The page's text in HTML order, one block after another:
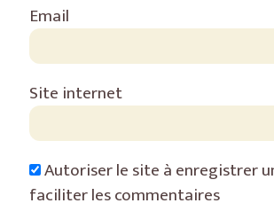
Email
Site internet
Autoriser le site à enregistrer
faciliter les commentaires